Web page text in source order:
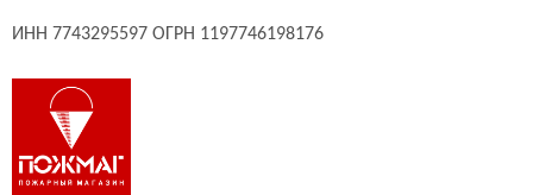
ИНН 7743295597 ОГРН 1197746198176